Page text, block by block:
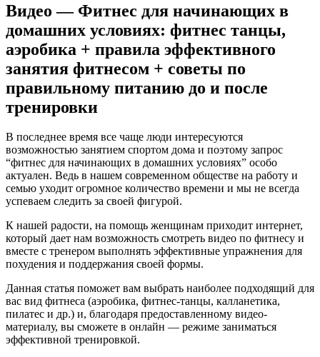
Видео — Фитнес для начинающих в
домашних условиях: фитнес танцы,
аэробика + правила эффективного
занятия фитнесом + советы по
правильному питанию до и после
тренировки
В последнее время все чаще люди интересуются
возможностью занятием спортом дома и поэтому запрос
“фитнес для начинающих в домашних условиях” особо
актуален. Ведь в нашем современном обществе на работу и
семью уходит огромное количество времени и мы не всегда
успеваем следить за своей фигурой.
К нашей радости, на помощь женщинам приходит интернет,
который дает нам возможность смотреть видео по фитнесу и
вместе с тренером выполнять эффективные упражнения для
похудения и поддержания своей формы.
Данная статья поможет вам выбрать наиболее подходящий для
вас вид фитнеса (аэробика, фитнес-танцы, калланетика,
пилатес и др.) и, благодаря предоставленному видео-
материалу, вы сможете в онлайн — режиме заниматься
эффективной тренировкой.